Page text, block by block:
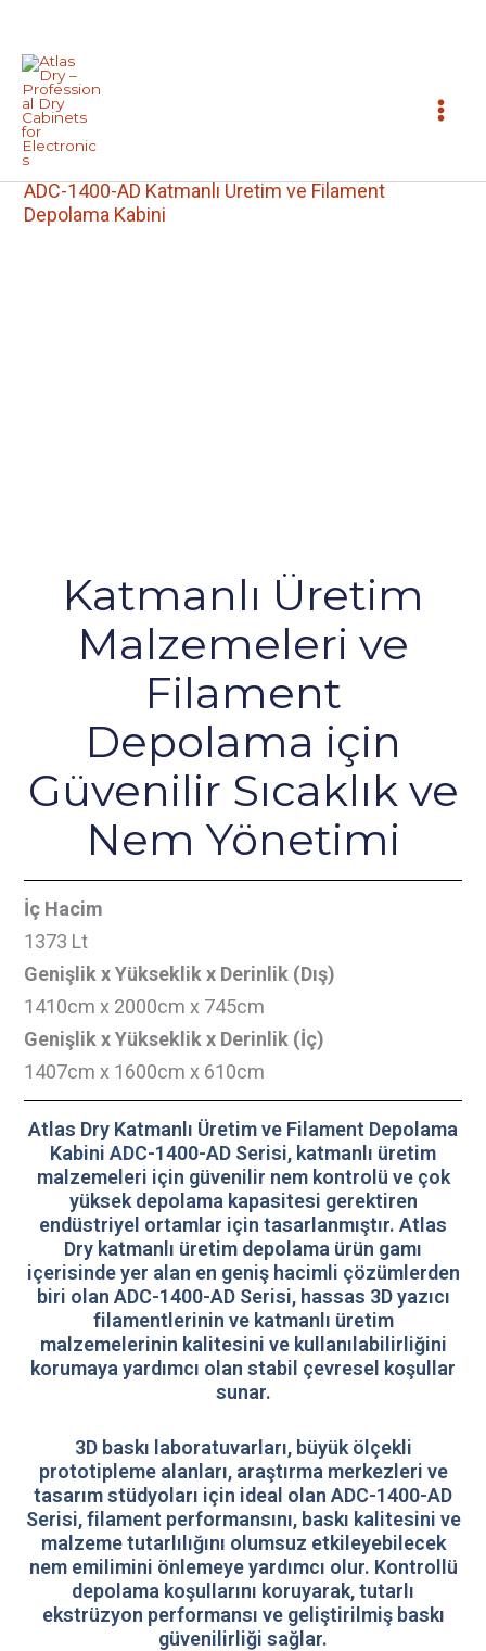
atla
Products
Katmanlı Üretim ve Filament Depolama Kabinleri
ADC-1400-AD Katmanlı Üretim ve Filament
Depolama Kabini
Katmanlı Üretim
Malzemeleri ve
Filament
Depolama için
Güvenilir Sıcaklık ve
Nem Yönetimi
İç Hacim
1373 Lt
Genişlik x Yükseklik x Derinlik (Dış)
1410cm x 2000cm x 745cm
Genişlik x Yükseklik x Derinlik (İç)
1407cm x 1600cm x 610cm
Atlas Dry Katmanlı Üretim ve Filament Depolama
Kabini ADC-1400-AD Serisi, katmanlı üretim
malzemeleri için güvenilir nem kontrolü ve çok
yüksek depolama kapasitesi gerektiren
endüstriyel ortamlar için tasarlanmıştır. Atlas
Dry katmanlı üretim depolama ürün gamı
içerisinde yer alan en geniş hacimli çözümlerden
biri olan ADC-1400-AD Serisi, hassas 3D yazıcı
filamentlerinin ve katmanlı üretim
malzemelerinin kalitesini ve kullanılabilirliğini
korumaya yardımcı olan stabil çevresel koşullar
sunar.
3D baskı laboratuvarları, büyük ölçekli
prototipleme alanları, araştırma merkezleri ve
tasarım stüdyoları için ideal olan ADC-1400-AD
Serisi, filament performansını, baskı kalitesini ve
malzeme tutarlılığını olumsuz etkileyebilecek
nem emilimini önlemeye yardımcı olur. Kontrollü
depolama koşullarını koruyarak, tutarlı
ekstrüzyon performansı ve geliştirilmiş baskı
güvenilirliği sağlar.